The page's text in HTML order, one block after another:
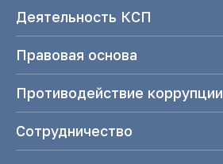
Деятельность КСП
Правовая основа
Противодействие коррупции
Сотрудничество